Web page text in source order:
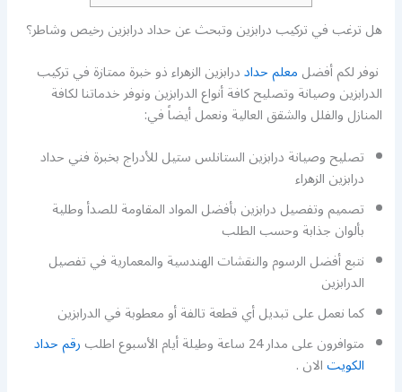
هل ترغب في تركيب درابزين وتبحث عن حداد درابزين رخيص وشاطر؟
نوفر لكم أفضلمعلم حداددرابزين الزهراء ذو خبرة ممتازة في تركيب
الدرابزين وصيانة وتصليح كافة أنواع الدرابزين ونوفر خدماتنا لكافة
المنازل والفلل والشقق العالية ونعمل أيضاً في:
تصليح وصيانة درابزين الستانلس ستيل للأدراج بخبرة فني حداد
درابزين الزهراء
تصميم وتفصيل درابزين بأفضل المواد المقاومة للصدأ وطلية
بألوان جذابة وحسب الطلب
نتبع أفضل الرسوم والنقشات الهندسية والمعمارية في تفصيل
الدرابزين
كما نعمل على تبديل أي قطعة تالفة أو معطوبة في الدرابزين
متوافرون على مدار 24 ساعة وطيلة أيام الأسبوع اطلب
رقم حداد
الكويتالان .